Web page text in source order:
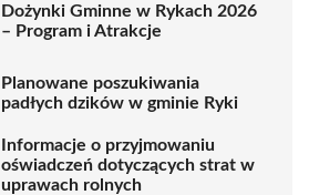
Dożynki Gminne w Rykach 2026
– Program i Atrakcje
Planowane poszukiwania
padłych dzików w gminie Ryki
Informacje o przyjmowaniu
oświadczeń dotyczących strat w
uprawach rolnych